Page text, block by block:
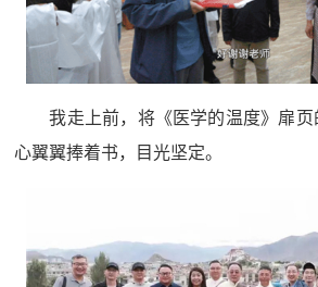
我走上前，将《医学的温度》扉
心翼翼捧着书，目光坚定。